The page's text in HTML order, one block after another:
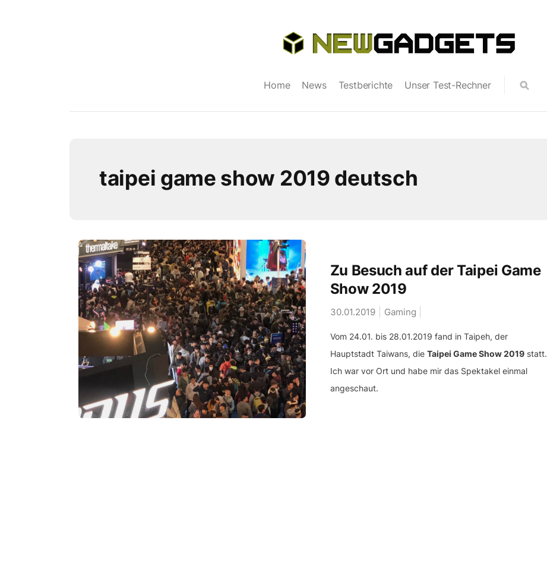
Home News Testberichte Unser Test-Rechner
taipei game show 2019 deutsch
Zu Besuch auf der Taipei Game
Show 2019
30.01.2019 Gaming
Vom 24.01. bis 28.01.2019 fand in Taipeh, der
Hauptstadt Taiwans, die Taipei Game Show 2019statt.
Ich war vor Ort und habe mir das Spektakel einmal
angeschaut.